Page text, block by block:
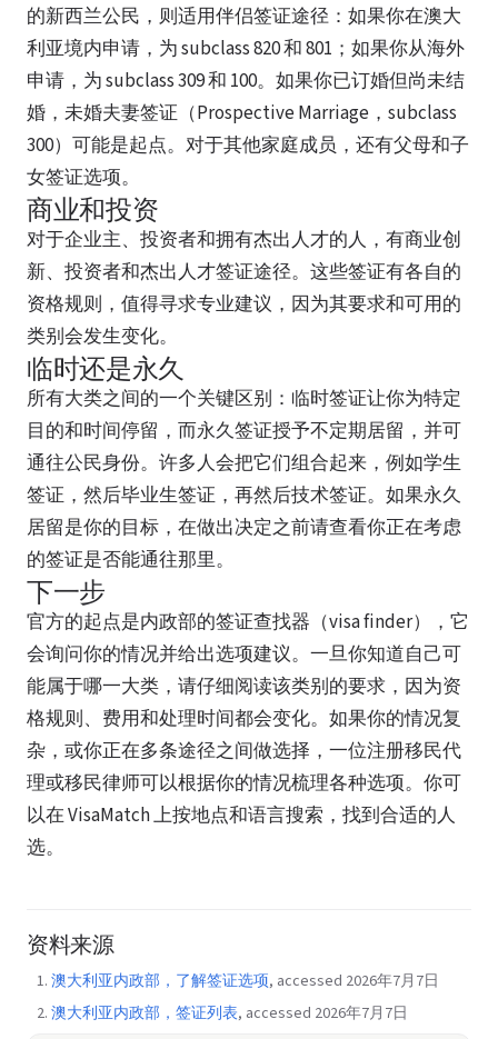
的新西兰公民，则适用伴侣签证途径：如果你在澳大
利亚境内申请，为 subclass 820 和 801；如果你从海外
申请，为 subclass 309 和 100。如果你已订婚但尚未结
婚，未婚夫妻签证（Prospective Marriage，subclass
300）可能是起点。对于其他家庭成员，还有父母和子
女签证选项。
商业和投资
对于企业主、投资者和拥有杰出人才的人，有商业创
新、投资者和杰出人才签证途径。这些签证有各自的
资格规则，值得寻求专业建议，因为其要求和可用的
类别会发生变化。
临时还是永久
所有大类之间的一个关键区别：临时签证让你为特定
目的和时间停留，而永久签证授予不定期居留，并可
通往公民身份。许多人会把它们组合起来，例如学生
签证，然后毕业生签证，再然后技术签证。如果永久
居留是你的目标，在做出决定之前请查看你正在考虑
的签证是否能通往那里。
下一步
官方的起点是内政部的签证查找器（visa finder），它
会询问你的情况并给出选项建议。一旦你知道自己可
能属于哪一大类，请仔细阅读该类别的要求，因为资
格规则、费用和处理时间都会变化。如果你的情况复
杂，或你正在多条途径之间做选择，一位注册移民代
理或移民律师可以根据你的情况梳理各种选项。你可
以在 VisaMatch 上按地点和语言搜索，找到合适的人
选。
资料来源
澳大利亚内政部，了解签证选项, accessed 2026年7月7日
澳大利亚内政部，签证列表, accessed 2026年7月7日